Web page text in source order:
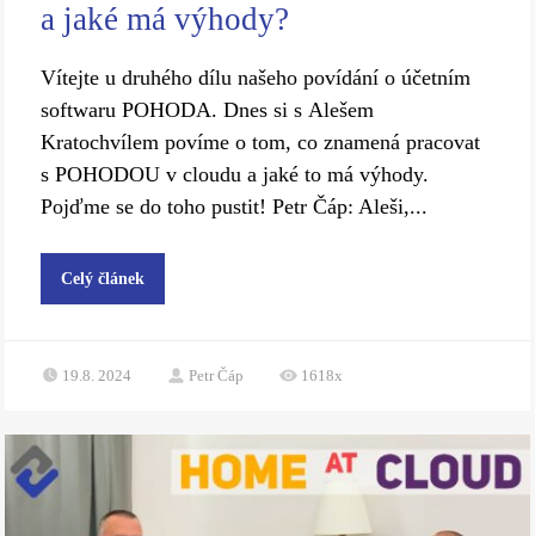
a jaké má výhody?
Vítejte u druhého dílu našeho povídání o účetním
softwaru POHODA. Dnes si s Alešem
Kratochvílem povíme o tom, co znamená pracovat
s POHODOU v cloudu a jaké to má výhody.
Pojďme se do toho pustit! Petr Čáp: Aleši,...
Celý článek
19.8. 2024 Petr Čáp 1618x